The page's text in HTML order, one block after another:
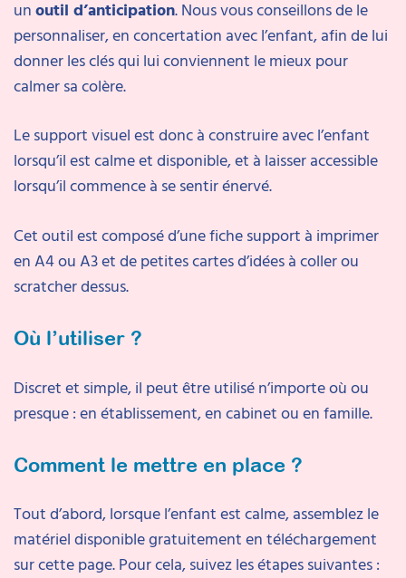
unoutil d’anticipation. Nous vous conseillons de le
personnaliser, en concertation avec l’enfant, afin de lui
donner les clés qui lui conviennent le mieux pour
calmer sa colère.
Le support visuel est donc à construire avec l’enfant
lorsqu’il est calme et disponible, et à laisser accessible
lorsqu’il commence à se sentir énervé.
Cet outil est composé d’une fiche support à imprimer
en A4 ou A3 et de petites cartes d’idées à coller ou
scratcher dessus.
Où l’utiliser ?
Discret et simple, il peut être utilisé n’importe où ou
presque : en établissement, en cabinet ou en famille.
Comment le mettre en place ?
Tout d’abord, lorsque l’enfant est calme, assemblez le
matériel disponible gratuitement en téléchargement
sur cette page. Pour cela, suivez les étapes suivantes :